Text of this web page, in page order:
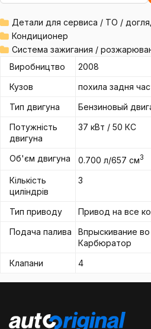
Детали для сервиса / ТО /
Кондиционер
Система зажигания /
Виробництво
2008
Кузов
похила задня
Тип двигуна
Бензиновый
Потужність
двигуна
37 кВт / 50 КС
Об'єм двигуна 0.700 л/657 см3
Кількість
циліндрів
3
Тип приводу
Привод на все
Подача палива
Впрыскивание
Карбюратор
Клапани
4